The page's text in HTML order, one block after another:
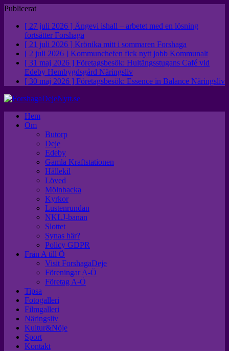
Publicerat
[ 27 juli 2026 ] Ängevi ishall – arbetet med en lösning
fortsätter Forshaga
[ 21 juli 2026 ] Krönika mitt i sommaren Forshaga
[ 2 juli 2026 ] Kommunchefen fick nytt jobb Kommunalt
[ 31 maj 2026 ] Företagsbesök: Hultängsstugans Café vid
Edeby Hembygdsgård Näringsliv
[ 30 maj 2026 ] Företagsbesök: Essence in Balance Näringsliv
Hem
Om
Butorp
Deje
Edeby
Gamla Kraftstationen
Hällekil
Löved
Mölnbacka
Kyrkor
Lustenrundan
NKLJ-banan
Slottet
Synas här?
Policy GDPR
Från A till Ö
Visit ForshagaDeje
Föreningar A-Ö
Företag A-Ö
Tipsa
Fotogalleri
Filmgalleri
Näringsliv
Kultur&Nöje
Sport
Kontakt